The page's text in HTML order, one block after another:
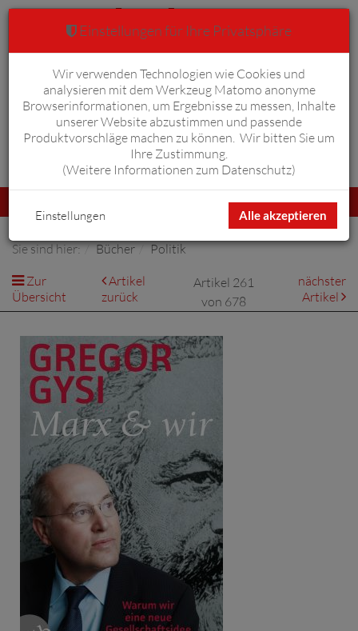
Anmelden Warenkorb 0
umschalten
Sie sind hier: Bücher
Politik
Zur
Übersicht
Artikel
zurück
Artikel 261
von 678
nächster
Artikel
Einstellungen für Ihre Privatsphäre
Wir verwenden Technologien wie Cookies und
analysieren mit dem Werkzeug Matomo anonyme
Browserinformationen, um Ergebnisse zu messen, Inhalte
unserer Website abzustimmen und passende
Produktvorschläge machen zu können. Wir bitten Sie um
Ihre Zustimmung.
(Weitere Informationen zum Datenschutz)
Alle akzeptieren
Einstellungen